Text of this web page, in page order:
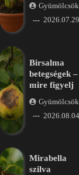
Gyümölcsök
Birsalma
betegségek –
mire figyelj
Gyümölcsök
2026.08.04.
Mirabella
szilva